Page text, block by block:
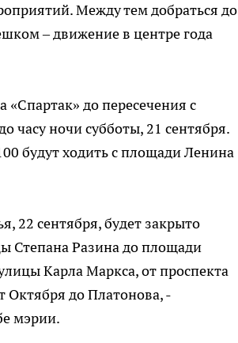
Между тем добраться до
– движение в центре года
«Спартак» до пересечения с
часу ночи субботы, 21 сентября.
будут ходить с площади Ленина
22 сентября, будет закрыто
Степана Разина до площади
Карла Маркса, от проспекта
Октября до Платонова, -
мэрии.